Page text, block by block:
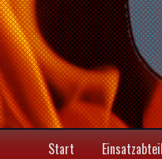
Start